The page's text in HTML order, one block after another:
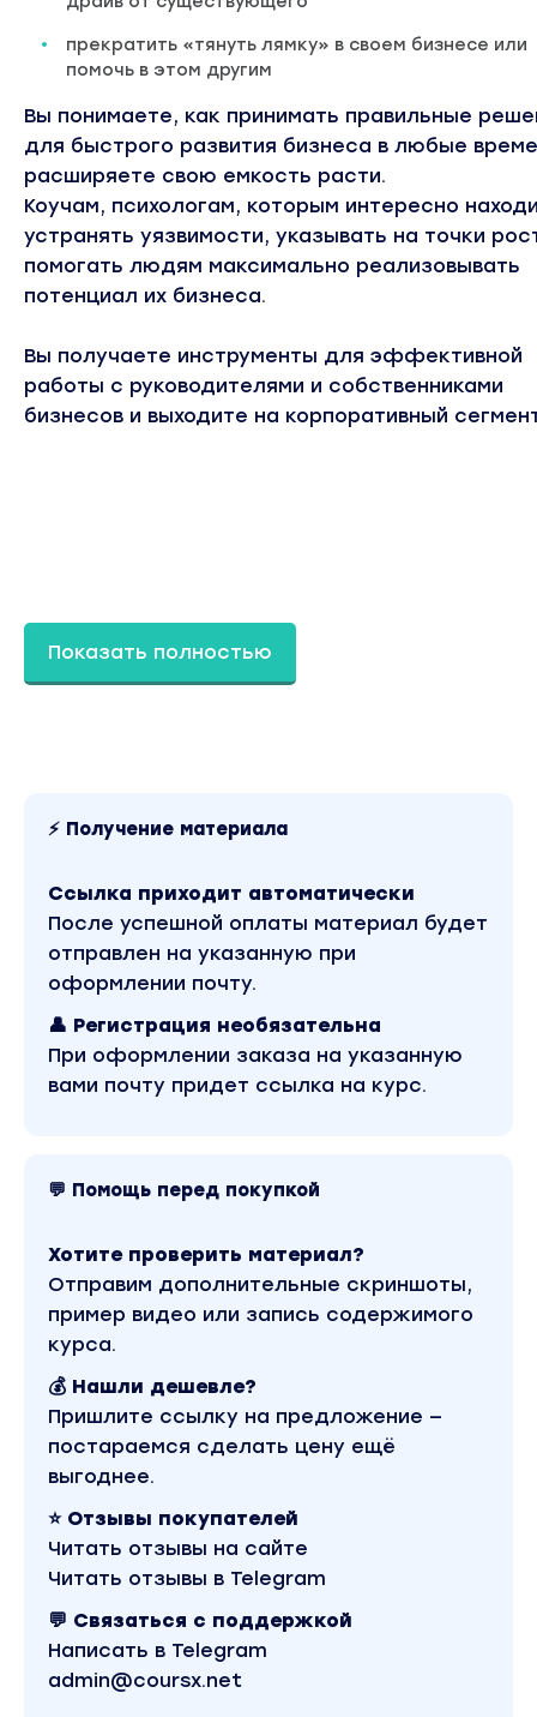
прекратить «тянуть лямку» в своем бизнесе или
помочь в этом другим
Вы понимаете, как принимать правильные
для быстрого развития бизнеса в любые
расширяете свою емкость расти.
Коучам, психологам, которым интересно
устранять уязвимости, указывать на точки
помогать людям максимально реализовывать
потенциал их бизнеса.
Вы получаете инструменты для эффективной
работы с руководителями и собственниками
бизнесов и выходите на корпоративный
Что в программе:
Формулирование видения, миссии и ДНК
Визионер-СЕО
Как вести переговоры как СЕО
МОДУЛЬ 2. СИСТЕМЫ И ПРОЦЕССЫ
Управление ключевыми показателями компании
Управление отделом маркетинга
Управление финансами компании
Управление операционными процессами
МОДУЛЬ 3. КОНТАКТ И УПРАВЛЕНИЕ КОУЧ-
БИЗНЕС-КОУЧИНГЕ
МОДУЛЬ 4. РАБОТА С ЭМОЦИЯМИ НА ПУТИ К
ДОСТИЖЕНИЮ ЦЕЛЕЙ БИЗНЕСА
Метод невозможного в постановке бизнес-целей
Показать полностью
⚡ Получение материала
Ссылка приходит автоматически
После успешной оплаты материал будет
отправлен на указанную при
оформлении почту.
👤 Регистрация необязательна
При оформлении заказа на указанную
вами почту придет ссылка на курс.
💬 Помощь перед покупкой
Хотите проверить материал?
Отправим дополнительные скриншоты,
пример видео или запись содержимого
курса.
💰 Нашли дешевле?
Пришлите ссылку на предложение —
постараемся сделать цену ещё
выгоднее.
⭐ Отзывы покупателей
Читать отзывы на сайте
Читать отзывы в Telegram
💬 Связаться с поддержкой
Написать в Telegram
admin@coursx.net